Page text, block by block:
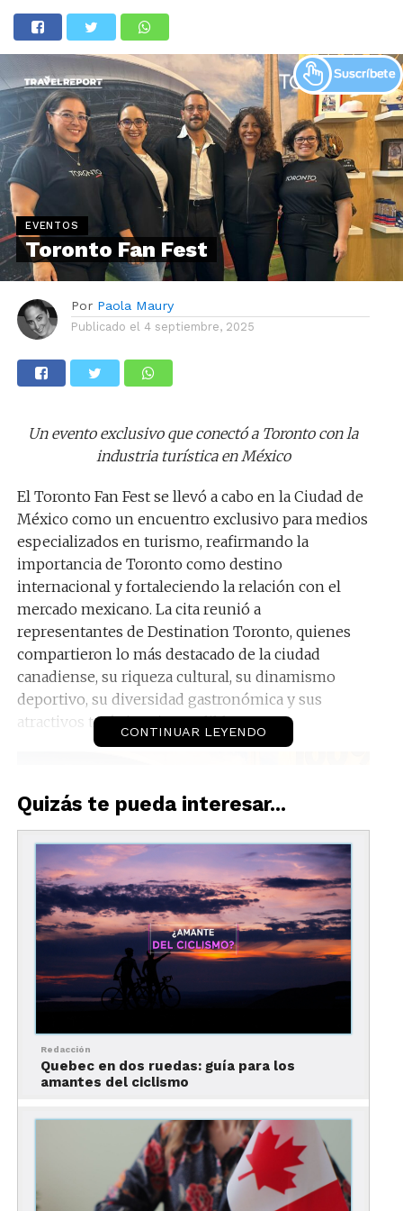
EVENTOS
Toronto Fan Fest
Por Paola Maury
Publicado el 4 septiembre, 2025
Un evento exclusivo que conectó a Toronto con la
industria turística en México
El Toronto Fan Fest se llevó a cabo en la Ciudad de
México como un encuentro exclusivo para medios
especializados en turismo, reafirmando la
importancia de Toronto como destino
internacional y fortaleciendo la relación con el
mercado mexicano. La cita reunió a
representantes de Destination Toronto, quienes
compartieron lo más destacado de la ciudad
canadiense, su riqueza cultural, su dinamismo
deportivo, su diversidad gastronómica y sus
atractivos turísticos imperdibles.
Vanessa Somarriba, Media Relations
Juan González-Calcáneo,Media Relations
ManagerdeDestination Toronto
Alethia M. García,Socia Directora
Gloria HerrerayGabriela Ledesma,
Representantes de Destination Toronto en
CONTINUAR LEYENDO
Quizás te pueda interesar...
Redacción
Quebec en dos ruedas: guía para los
amantes del ciclismo